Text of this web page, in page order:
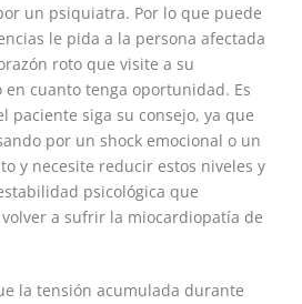
un psiquiatra. Por lo que puede
le pida a la persona afectada
roto que visite a su
cuanto tenga oportunidad. Es
paciente siga su consejo, ya que
por un shock emocional o un
y necesite reducir estos niveles y
psicológica que
a sufrir la miocardiopatía de
la tensión acumulada durante